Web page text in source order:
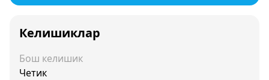
Келишиклар
Бош келишик
Четик